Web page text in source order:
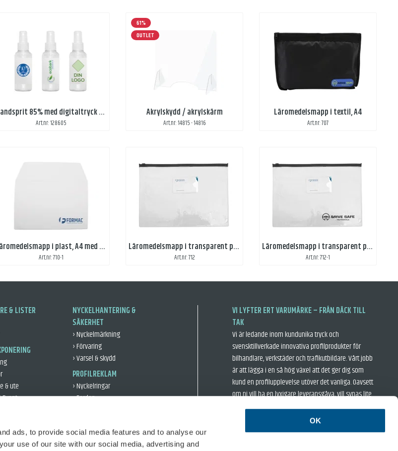
ads, to provide social media features and to analyse our
use of our site with our social media, advertising and
OK
Handsprit 85% med digitaltryck - Aloe vera - 50 ml
Art.nr: 128605
61%
OUTLET
Akrylskydd / akrylskärm
Art.nr: 14815 - 14816
Läromedelsmapp i textil, A4
Art.nr: 707
Läromedelsmapp i plast, A4 med kundanpassat tryck
Art.nr: 710-1
Läromedelsmapp i transparent plast, A4
Art.nr: 712
Läromedelsmapp i transparent plast med tryck, A4
Art.nr: 712-1
& LISTER
& ute
Event
NYCKELHANTERING &
SÄKERHET
› Nyckelmärkning
› Förvaring
› Varsel & skydd
PROFILREKLAM
› Nyckelringar
› Fordon
› Reflex
VI LYFTER ERT VARUMÄRKE – FRÅN DÄCK TILL
TAK
Vi är ledande inom kundunika tryck och
svensktillverkade innovativa profilprodukter för
bilhandlare, verkstäder och trafikutbildare. Vårt jobb
är att lägga i en så hög växel att det ger dig som
kund en profilupplevelse utöver det vanliga. Oavsett
om ni vill ha en lyxigare leveransgåva, vill synas lite
extra när ni är ute och rastar hästkrafterna eller
inspirera era kunder i bilhallen så har vi något för er.
› Försäljningsvillkor › Integritetspolicy